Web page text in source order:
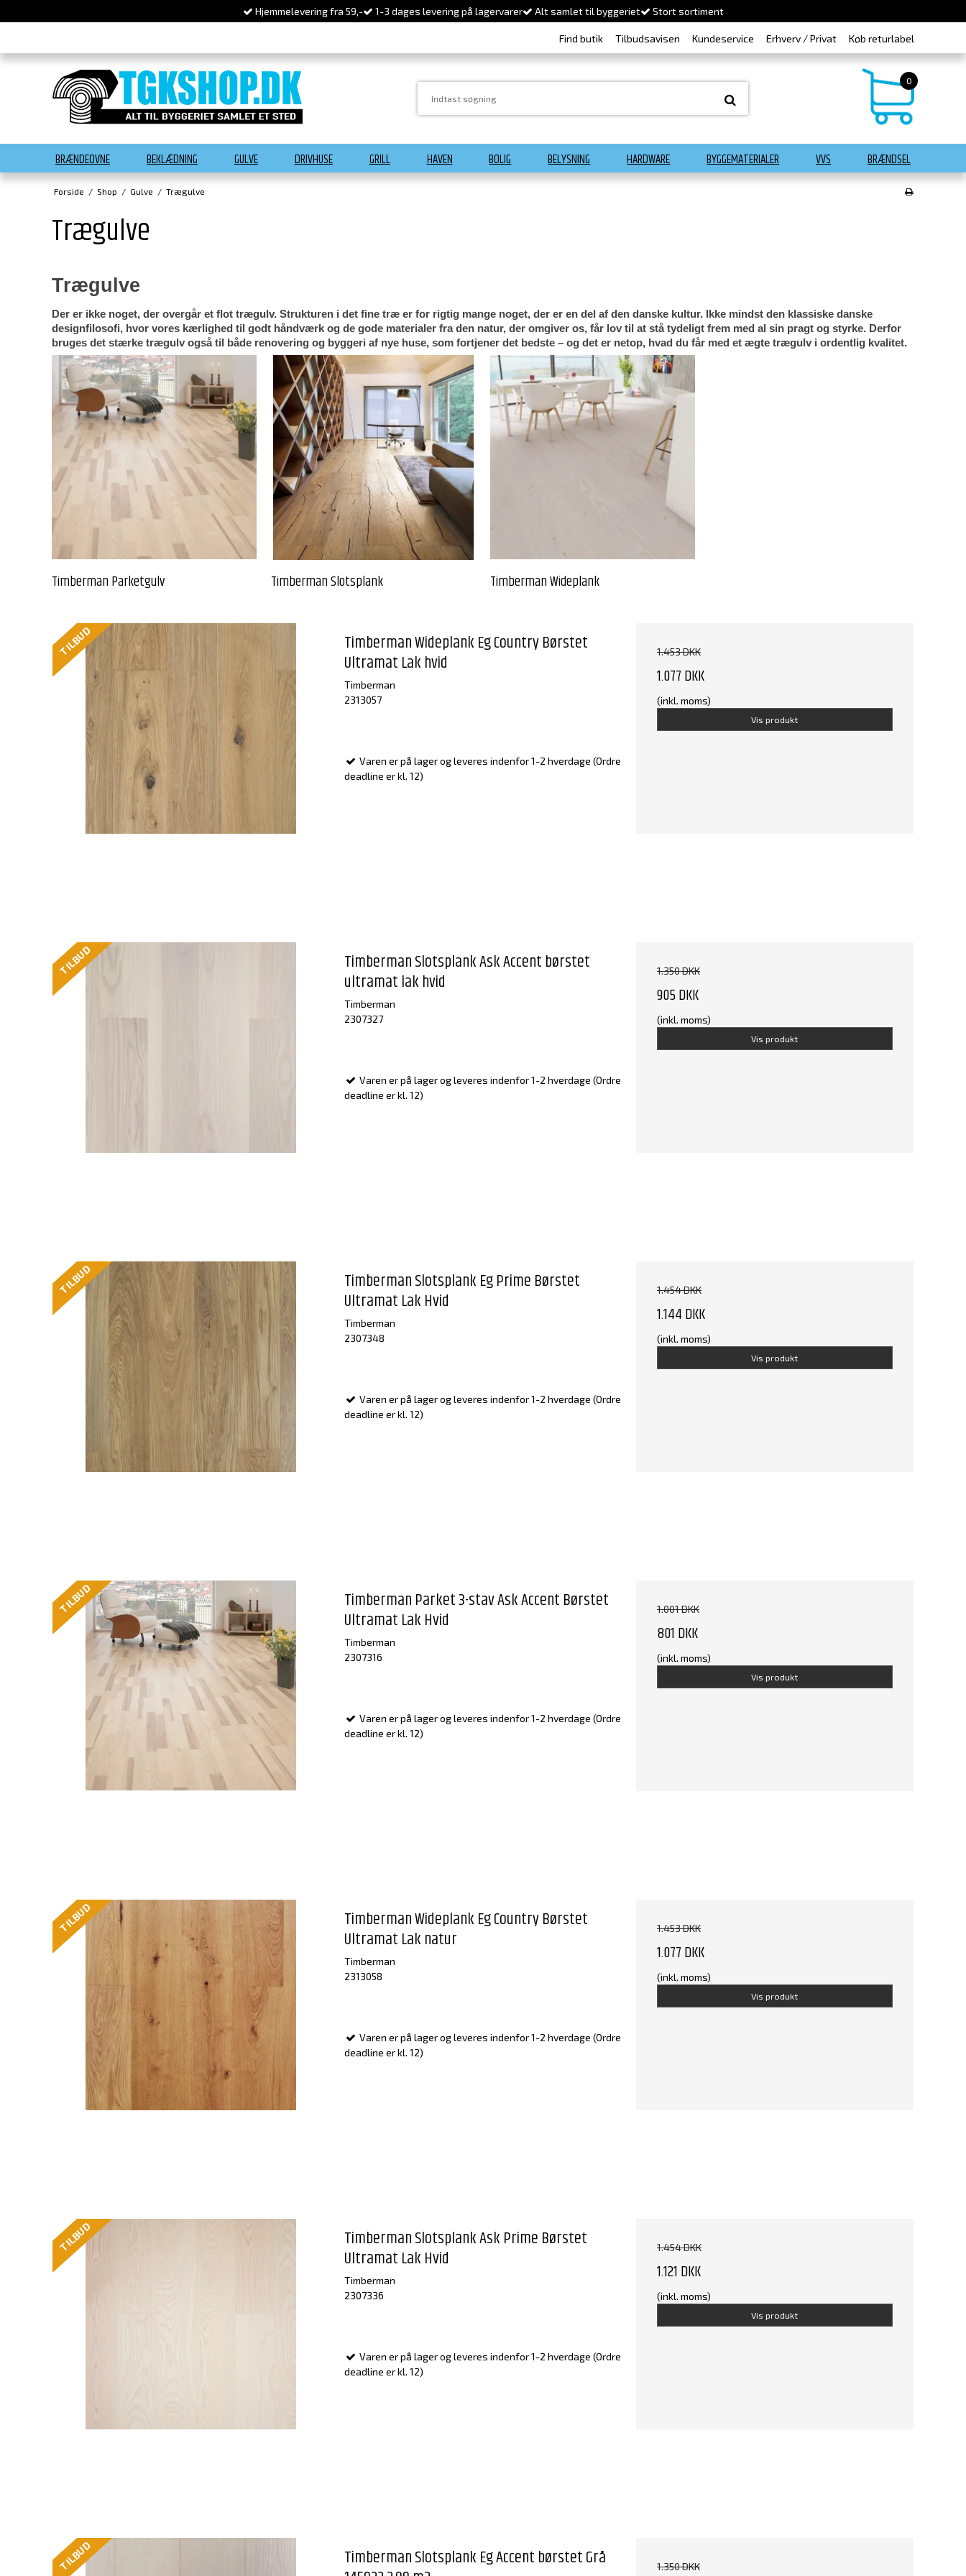
Hjemmelevering fra 59,- 1-3 dages levering på lagervarer Alt samlet til byggeriet Stort sortiment
Find butik Tilbudsavisen Kundeservice Erhverv / Privat Køb returlabel
0
BRÆNDEOVNE BEKLÆDNING GULVE DRIVHUSE GRILL HAVEN BOLIG BELYSNING HARDWARE BYGGEMATERIALER VVS BRÆNDSEL
Forside / Shop / Gulve / Trægulve
Trægulve
Trægulve
Der er ikke noget, der overgår et flot trægulv. Strukturen i det fine træ er for rigtig mange noget, der er en del af den danske kultur. Ikke mindst den klassiske danske
designfilosofi, hvor vores kærlighed til godt håndværk og de gode materialer fra den natur, der omgiver os, får lov til at stå tydeligt frem med al sin pragt og styrke. Derfor
bruges det stærke trægulv også til både renovering og byggeri af nye huse, som fortjener det bedste – og det er netop, hvad du får med et ægte trægulv i ordentlig kvalitet.
Timberman Parketgulv Timberman Slotsplank Timberman Wideplank
TILBUD
Timberman Wideplank Eg Country Børstet
Ultramat Lak hvid
Timberman
2313057
Varen er på lager og leveres indenfor 1-2 hverdage (Ordre
deadline er kl. 12)
1.453 DKK
1.077 DKK
(inkl. moms)
Vis produkt
TILBUD
Timberman Slotsplank Ask Accent børstet
ultramat lak hvid
Timberman
2307327
Varen er på lager og leveres indenfor 1-2 hverdage (Ordre
deadline er kl. 12)
1.350 DKK
905 DKK
(inkl. moms)
Vis produkt
TILBUD
Timberman Slotsplank Eg Prime Børstet
Ultramat Lak Hvid
Timberman
2307348
Varen er på lager og leveres indenfor 1-2 hverdage (Ordre
deadline er kl. 12)
1.454 DKK
1.144 DKK
(inkl. moms)
Vis produkt
TILBUD
Timberman Parket 3-stav Ask Accent Børstet
Ultramat Lak Hvid
Timberman
2307316
Varen er på lager og leveres indenfor 1-2 hverdage (Ordre
deadline er kl. 12)
1.001 DKK
801 DKK
(inkl. moms)
Vis produkt
TILBUD
Timberman Wideplank Eg Country Børstet
Ultramat Lak natur
Timberman
2313058
Varen er på lager og leveres indenfor 1-2 hverdage (Ordre
deadline er kl. 12)
1.453 DKK
1.077 DKK
(inkl. moms)
Vis produkt
TILBUD
Timberman Slotsplank Ask Prime Børstet
Ultramat Lak Hvid
Timberman
2307336
Varen er på lager og leveres indenfor 1-2 hverdage (Ordre
deadline er kl. 12)
1.454 DKK
1.121 DKK
(inkl. moms)
Vis produkt
TILBUD
Timberman Slotsplank Eg Accent børstet Grå
1.350 DKK